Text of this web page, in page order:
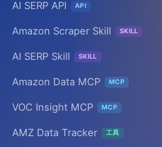
AI SERP API API
Amazon Scraper Skill SKILL
AI SERP Skill SKILL
Amazon Data MCP MCP
VOC Insight MCP MCP
AMZ Data Tracker 工具